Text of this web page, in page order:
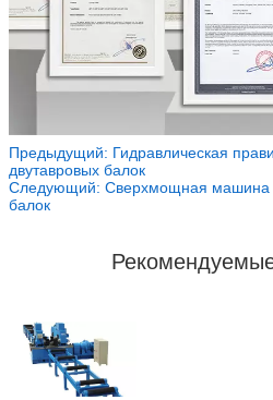
Предыдущий: Гидравлическая
двутавровых балок
Следующий: Сверхмощная машина
балок